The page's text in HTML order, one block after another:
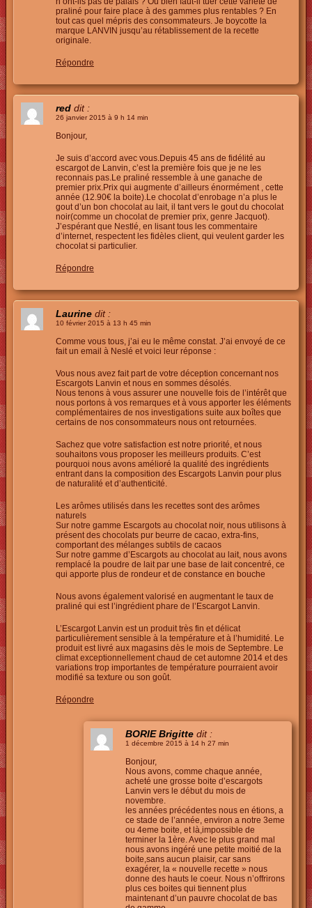
praliné pour faire place à des gammes plus rentables ? En
tout cas quel mépris des consommateurs. Je boycotte la
marque LANVIN jusqu’au rétablissement de la recette
originale.
Répondre
red dit :
26 janvier 2015 à 9 h 14 min
Bonjour,
Je suis d’accord avec vous.Depuis 45 ans de fidélité au
escargot de Lanvin, c’est la première fois que je ne les
reconnais pas.Le praliné ressemble à une ganache de
premier prix.Prix qui augmente d’ailleurs énormément , cette
année (12.90€ la boite).Le chocolat d’enrobage n’a plus le
gout d’un bon chocolat au lait, il tant vers le gout du chocolat
noir(comme un chocolat de premier prix, genre Jacquot).
J’espérant que Nestlé, en lisant tous les commentaire
d’internet, respectent les fidèles client, qui veulent garder les
chocolat si particulier.
Répondre
Laurine dit :
10 février 2015 à 13 h 45 min
Comme vous tous, j’ai eu le même constat. J’ai envoyé de ce
fait un email à Neslé et voici leur réponse :
Vous nous avez fait part de votre déception concernant nos
Escargots Lanvin et nous en sommes désolés.
Nous tenons à vous assurer une nouvelle fois de l’intérêt que
nous portons à vos remarques et à vous apporter les éléments
complémentaires de nos investigations suite aux boîtes que
certains de nos consommateurs nous ont retournées.
Sachez que votre satisfaction est notre priorité, et nous
souhaitons vous proposer les meilleurs produits. C’est
pourquoi nous avons amélioré la qualité des ingrédients
entrant dans la composition des Escargots Lanvin pour plus
de naturalité et d’authenticité.
Les arômes utilisés dans les recettes sont des arômes
naturels
Sur notre gamme Escargots au chocolat noir, nous utilisons à
présent des chocolats pur beurre de cacao, extra-fins,
comportant des mélanges subtils de cacaos
Sur notre gamme d’Escargots au chocolat au lait, nous avons
remplacé la poudre de lait par une base de lait concentré, ce
qui apporte plus de rondeur et de constance en bouche
Nous avons également valorisé en augmentant le taux de
praliné qui est l’ingrédient phare de l’Escargot Lanvin.
L’Escargot Lanvin est un produit très fin et délicat
particulièrement sensible à la température et à l’humidité. Le
produit est livré aux magasins dès le mois de Septembre. Le
climat exceptionnellement chaud de cet automne 2014 et des
variations trop importantes de température pourraient avoir
modifié sa texture ou son goût.
Répondre
BORIE Brigitte dit :
1 décembre 2015 à 14 h 27 min
Bonjour,
Nous avons, comme chaque année,
acheté une grosse boite d’escargots
Lanvin vers le début du mois de
novembre.
les années précédentes nous en étions, a
ce stade de l’année, environ a notre 3eme
ou 4eme boite, et là,impossible de
terminer la 1ère. Avec le plus grand mal
nous avons ingéré une petite moitié de la
boite,sans aucun plaisir, car sans
exagérer, la « nouvelle recette » nous
donne des hauts le coeur. Nous n’offrirons
plus ces boites qui tiennent plus
maintenant d’un pauvre chocolat de bas